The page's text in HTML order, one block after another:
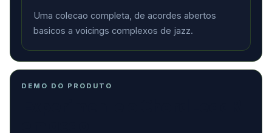
Uma colecao completa, de acordes abertos
basicos a voicings complexos de jazz.
DEMO DO PRODUTO